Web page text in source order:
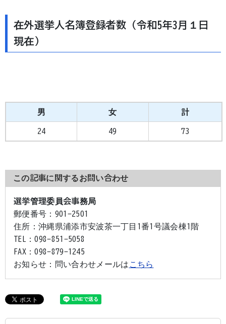
在外選挙人名簿登録者数（令和5年3月１日
現在）
男 女 計
24 49 73
この記事に関するお問い合わせ
選挙管理委員会事務局
郵便番号： 901-2501
住所： 沖縄県浦添市安波茶一丁目1番1号議会棟1階
TEL：098-851-5058
FAX：098-879-1245
お知らせ：
問い合わせメールは こちら